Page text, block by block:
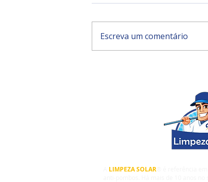
Limpeza de Placa Solar
Escreva um comentário
LIMPEZA SOLAR